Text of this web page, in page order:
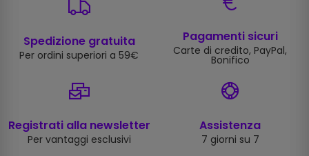
Spedizione gratuita
Per ordini superiori a 59€
Pagamenti sicuri
Carte di credito, PayPal,
Bonifico
Registrati alla newsletter
Per vantaggi esclusivi
Assistenza
7 giorni su 7